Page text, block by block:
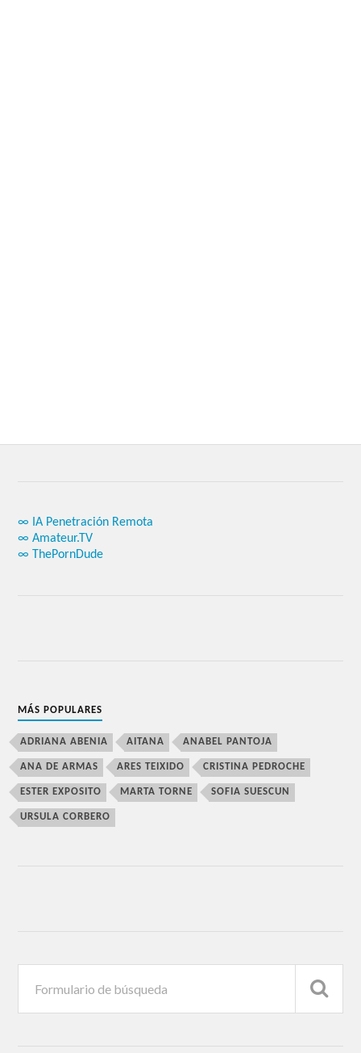
∞ IA Penetración Remota
∞ Amateur.TV
∞ ThePornDude
MÁS POPULARES
ADRIANA ABENIA AITANA ANABEL PANTOJA
ANA DE ARMAS ARES TEIXIDO CRISTINA PEDROCHE
ESTER EXPOSITO MARTA TORNE SOFIA SUESCUN
URSULA CORBERO